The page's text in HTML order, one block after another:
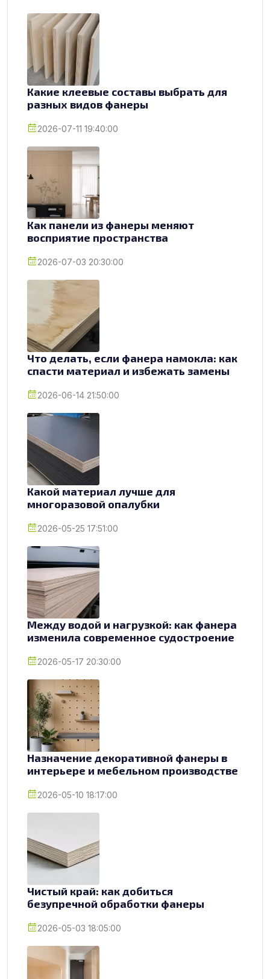
Какие клеевые составы выбрать для
разных видов фанеры
2026-07-11 19:40:00
Как панели из фанеры меняют
восприятие пространства
2026-07-03 20:30:00
Что делать, если фанера намокла: как
спасти материал и избежать замены
2026-06-14 21:50:00
Какой материал лучше для
многоразовой опалубки
2026-05-25 17:51:00
Между водой и нагрузкой: как фанера
изменила современное судостроение
2026-05-17 20:30:00
Назначение декоративной фанеры в
интерьере и мебельном производстве
2026-05-10 18:17:00
Чистый край: как добиться
безупречной обработки фанеры
2026-05-03 18:05:00